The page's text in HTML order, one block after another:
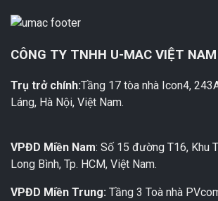
CÔNG TY TNHH U-MAC VIỆT NAM
Trụ trở chính:Tầng 17 tòa nhà Icon4,
Láng, Hà Nội, Việt Nam.
VPĐD Miền Nam: Số 15 đường T16, Khu
Long Bình, Tp. HCM, Việt Nam.
VPĐD Miền Trung: Tầng 3 Toà nhà